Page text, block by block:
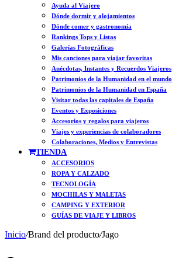
Ayuda al Viajero
Dónde dormir y alojamientos
Dónde comer y gastronomía
Rankings Tops y Listas
Galerías Fotográficas
Mis canciones para viajar favoritas
Anécdotas, Instantes y Recuerdos Viajeros
Patrimonios de la Humanidad en el mundo
Patrimonios de la Humanidad en España
Visitar todas las capitales de España
Eventos y Exposiciones
Accesorios y regalos para viajeros
Viajes y experiencias de colaboradores
Colaboraciones, Medios y Entrevistas
TIENDA
ACCESORIOS
ROPA Y CALZADO
TECNOLOGÍA
MOCHILAS Y MALETAS
CAMPING Y EXTERIOR
GUÍAS DE VIAJE Y LIBROS
Inicio/Brand del producto/Jago